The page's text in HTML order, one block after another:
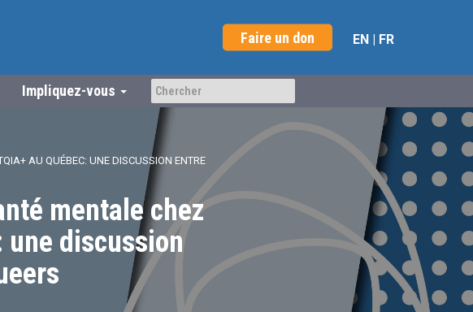
Faire un don EN | FR
Impliquez-vous
AU QUÉBEC: UNE DISCUSSION ENTRE
mentale chez
une discussion